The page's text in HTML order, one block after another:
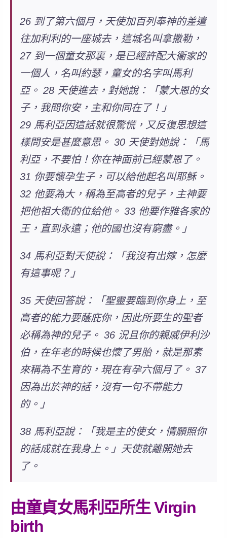
26 到了第六個月，天使加百列奉神的差遣
往加利利的一座城去，這城名叫拿撒勒，
27 到一個童女那裏，是已經許配大衞家的
一個人，名叫約瑟，童女的名字叫馬利
亞。 28 天使進去，對她說：
「蒙大恩的女
子，我問你安，主和你同在了！」
29 馬利亞因這話就很驚慌，又反復思想這
樣問安是甚麼意思。 30 天使對她說：「馬
利亞，不要怕！你在神面前已經蒙恩了。
31 你要懷孕生子，可以給他起名叫耶穌。
32 他要為大，稱為至高者的兒子，主神要
把他祖大衞的位給他。 33 他要作雅各家的
王，直到永遠；他的國也沒有窮盡。」
34 馬利亞對天使說：「我沒有出嫁，怎麼
有這事呢？」
35 天使回答說：「聖靈要臨到你身上，至
高者的能力要蔭庇你，因此所要生的聖者
必稱為神的兒子。 36 況且你的親戚伊利沙
伯，在年老的時候也懷了男胎，就是那素
來稱為不生育的，現在有孕六個月了。 37
因為出於神的話，沒有一句不帶能力
的。 」
38 馬利亞說：「我是主的使女，情願照你
的話成就在我身上。」 天使就離開她去
了。
由童貞女馬利亞所生 Virgin
birth